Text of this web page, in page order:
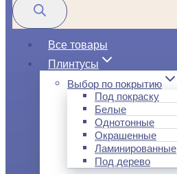
Все товары
Плинтусы
Выбор по покрытию
Под покраску
Белые
Однотонные
Окрашенные
Ламинированные
Под дерево